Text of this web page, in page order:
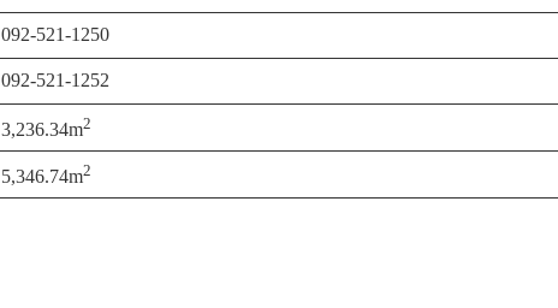
092-521-1250
092-521-1252
3,236.34m2
5,346.74m2